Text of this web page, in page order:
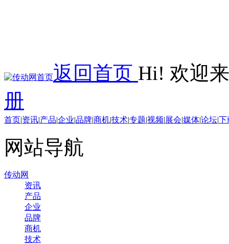
返回首页 Hi! 欢迎
册
首页|资讯|产品|企业|品牌|商机|技术|专题|视频|展会|媒体|论坛|下
网站导航
传动网
资讯
产品
企业
品牌
商机
技术